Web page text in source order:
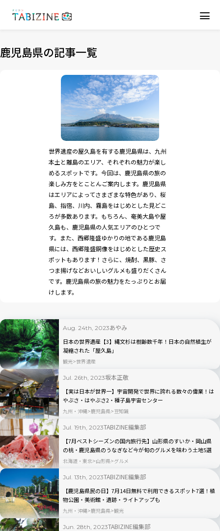
鹿児島県の記事一覧
世界遺産の屋久島を有する鹿児島県は、九州
本土と離島のエリア、それぞれの魅力が楽し
めるスポットです。今回は、鹿児島県の旅の
楽しみ方をとことんご案内します。鹿児島県
はエリアによってさまざまな特色があり、桜
島、指宿、川内、霧島をはじめとした見どこ
ろが多数あります。もちろん、奄美大島や屋
久島も、鹿児島県の人気エリアのひとつで
す。また、西郷隆盛ゆかりの地である鹿児島
県には、西郷隆盛銅像をはじめとした歴史ス
ポットもあります！さらに、焼酎、黒豚、さ
つま揚げなどおいしいグルメも盛りだくさん
です。鹿児島県の旅の魅力をたっぷりとお届
けします。
Aug. 24th, 2023あやみ
日本の世界遺産【3】縄文杉は樹齢数千年！日本の自然植生が
凝縮された「屋久島」
観光 世界遺産
Jul. 26th, 2023坂本正敬
【実は日本が世界一】宇宙開発で世界に誇れる数々の偉業！は
やぶさ・はやぶさ2・種子島宇宙センター
九州・沖縄 鹿児島県 豆知識
Jul. 19th, 2023TABIZINE編集部
【7月ベストシーズンの国内旅行先】山形県のすいか・岡山県
の桃・鹿児島県のうなぎなど今が旬のグルメを味わう土地5選
北海道・東北 山形県 グルメ
Jul. 13th, 2023TABIZINE編集部
【鹿児島県民の日】7月14日無料で利用できるスポット7選！植
物公園・美術館・遺跡・ライトアップも
九州・沖縄 鹿児島県 観光
Jun. 28th, 2023TABIZINE編集部